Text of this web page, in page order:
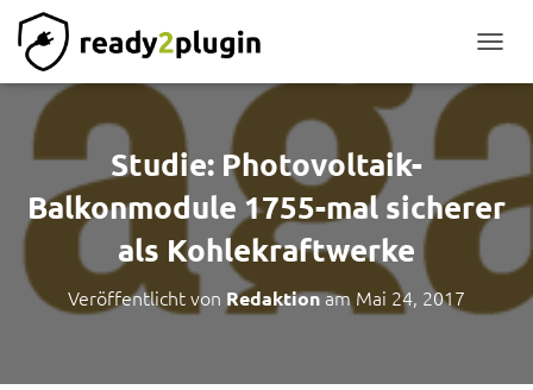
Studie: Photovoltaik-
Balkonmodule 1755-mal sicherer
als Kohlekraftwerke
Veröffentlicht von Redaktionam Mai 24, 2017